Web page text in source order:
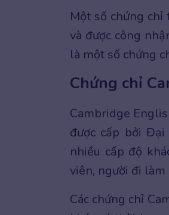
Một số chứng
và được công
là một số chứng
Chứng chỉ
Cambridge
được cấp bởi Đại
nhiều cấp độ
viên, người đi làm
Các chứng chỉ